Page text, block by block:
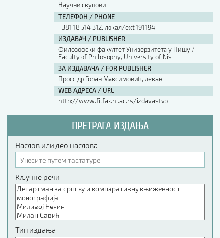
Научни скупови
ТЕЛЕФОН / PHONE
+381 18 514 312, локал/ext 191,194
ИЗДАВАЧ / PUBLISHER
Филозофски факултет Универзитета у Нишу /
Faculty of Philosophy, University of Nis
ЗА ИЗДАВАЧА / FOR PUBLISHER
Проф. др Горан Максимовић, декан
WEB АДРЕСА / URL
http://www.filfak.ni.ac.rs/izdavastvo
ПРЕТРАГА ИЗДАЊА
Наслов или део наслова
Кључне речи
Тип издања